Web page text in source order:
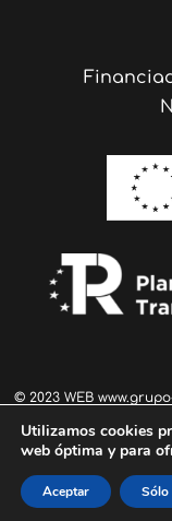
© 2023 WEB
AVISO LEGAL |
Utilizamos cookies
web óptima y para
Aceptar Sólo